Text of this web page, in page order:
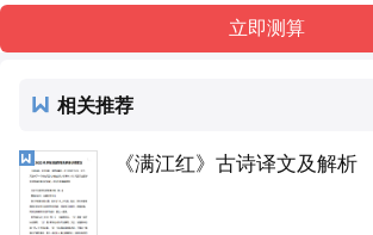
相关推荐
《满江红》古诗译文及解析